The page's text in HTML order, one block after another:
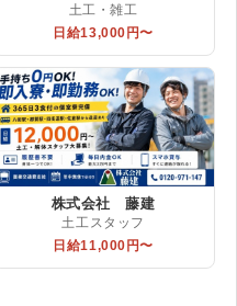
土工・雑工
日給13,000円〜
株式会社 藤建
土工スタッフ
日給11,000円〜